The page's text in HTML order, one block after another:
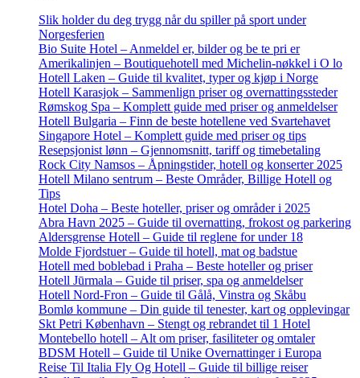
Slik holder du deg trygg når du spiller på sport under
Norgesferien
Bio Suite Hotel – Anmeldel er, bilder og be te pri er
Amerikalinjen – Boutiquehotell med Michelin-nøkkel i O lo
Hotell Laken – Guide til kvalitet, typer og kjøp i Norge
Hotell Karasjok – Sammenlign priser og overnattingssteder
Rømskog Spa – Komplett guide med priser og anmeldelser
Hotell Bulgaria – Finn de beste hotellene ved Svartehavet
Singapore Hotel – Komplett guide med priser og tips
Resepsjonist lønn – Gjennomsnitt, tariff og timebetaling
Rock City Namsos – Åpningstider, hotell og konserter 2025
Hotell Milano sentrum – Beste Områder, Billige Hotell og
Tips
Hotel Doha – Beste hoteller, priser og områder i 2025
Abra Havn 2025 – Guide til overnatting, frokost og parkering
Aldersgrense Hotell – Guide til reglene for under 18
Molde Fjordstuer – Guide til hotell, mat og badstue
Hotell med boblebad i Praha – Beste hoteller og priser
Hotell Jūrmala – Guide til priser, spa og anmeldelser
Hotell Nord-Fron – Guide til Gålå, Vinstra og Skåbu
Bomlø kommune – Din guide til tenester, kart og opplevingar
Skt Petri København – Stengt og rebrandet til 1 Hotel
Montebello hotell – Alt om priser, fasiliteter og omtaler
BDSM Hotell – Guide til Unike Overnattinger i Europa
Reise Til Italia Fly Og Hotell – Guide til billige reiser